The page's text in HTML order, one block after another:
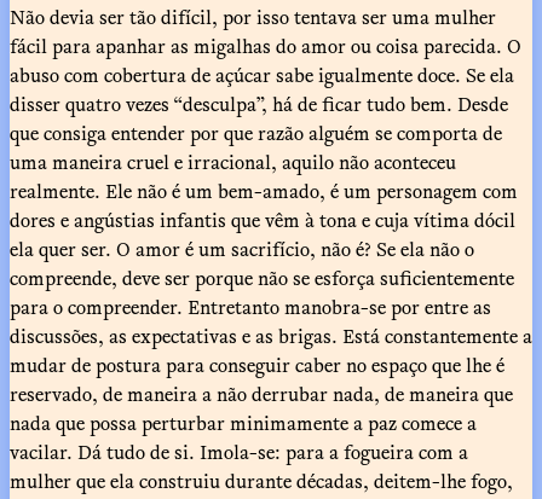
Não devia ser tão difícil, por isso tentava ser uma mulher
fácil para apanhar as migalhas do amor ou coisa parecida. O
abuso com cobertura de açúcar sabe igualmente doce. Se ela
disser quatro vezes “desculpa”, há de ficar tudo bem. Desde
que consiga entender por que razão alguém se comporta de
uma maneira cruel e irracional, aquilo não aconteceu
realmente. Ele não é um bem-amado, é um personagem com
dores e angústias infantis que vêm à tona e cuja vítima dócil
ela quer ser. O amor é um sacrifício, não é? Se ela não o
compreende, deve ser porque não se esforça suficientemente
para o compreender. Entretanto manobra-se por entre as
discussões, as expectativas e as brigas. Está constantemente a
mudar de postura para conseguir caber no espaço que lhe é
reservado, de maneira a não derrubar nada, de maneira que
nada que possa perturbar minimamente a paz comece a
vacilar. Dá tudo de si. Imola-se: para a fogueira com a
mulher que ela construiu durante décadas, deitem-lhe fogo,